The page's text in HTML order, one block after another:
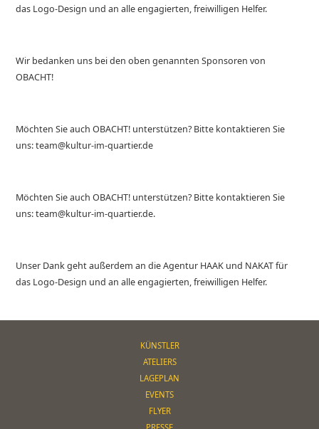
das Logo-Design und an alle engagierten, freiwilligen Helfer.
Wir bedanken uns bei den oben genannten Sponsoren von
OBACHT!
Möchten Sie auch OBACHT! unterstützen? Bitte kontaktieren Sie
uns: team@kultur-im-quartier.de
Möchten Sie auch OBACHT! unterstützen? Bitte kontaktieren Sie
uns: team@kultur-im-quartier.de.
Unser Dank geht außerdem an die Agentur HAAK und NAKAT für
das Logo-Design und an alle engagierten, freiwilligen Helfer.
KÜNSTLER
ATELIERS
LAGEPLAN
EVENTS
FLYER